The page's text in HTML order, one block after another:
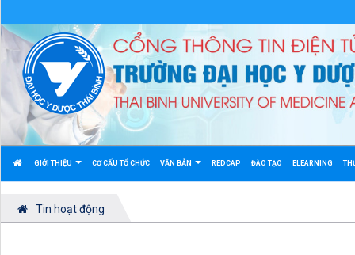
GIỚI THIỆU CƠ CẤU TỔ CHỨC VĂN BẢN REDCAP ĐÀO TẠO ELEARNING
Tin hoạt động